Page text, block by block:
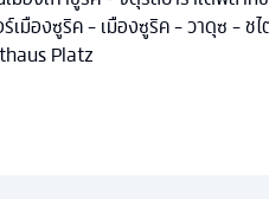
ร์เมืองซูริค - เมืองซูริค - วาดุซ - ช
Platz